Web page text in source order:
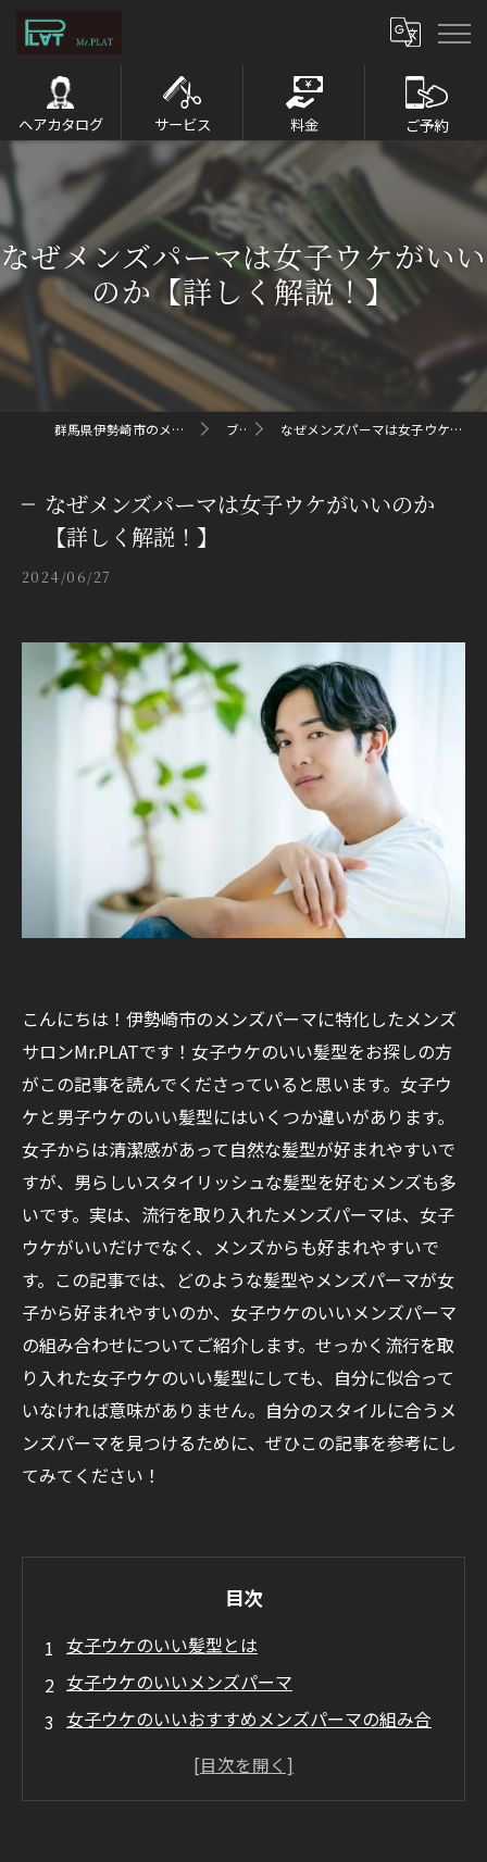
ヘアカタログ サービス 料金 ご予約
なぜメンズパーマは女子ウケがいい
のか【詳しく解説！】
群馬県伊勢崎市のメンズパーマならMr.PLAT ブログ なぜメンズパーマは女子ウケがいいのか【詳しく解説！】
なぜメンズパーマは女子ウケがいいのか
【詳しく解説！】
2024/06/27
こんにちは！伊勢崎市のメンズパーマに特化したメンズ
サロンMr.PLATです！女子ウケのいい髪型をお探しの方
がこの記事を読んでくださっていると思います。女子ウ
ケと男子ウケのいい髪型にはいくつか違いがあります。
女子からは清潔感があって自然な髪型が好まれやすいで
すが、男らしいスタイリッシュな髪型を好むメンズも多
いです。実は、流行を取り入れたメンズパーマは、女子
ウケがいいだけでなく、メンズからも好まれやすいで
す。この記事では、どのような髪型やメンズパーマが女
子から好まれやすいのか、女子ウケのいいメンズパーマ
の組み合わせについてご紹介します。せっかく流行を取
り入れた女子ウケのいい髪型にしても、自分に似合って
いなければ意味がありません。自分のスタイルに合うメ
ンズパーマを見つけるために、ぜひこの記事を参考にし
てみてください！
目次
女子ウケのいい髪型とは
女子ウケのいいメンズパーマ
女子ウケのいいおすすめメンズパーマの組み合